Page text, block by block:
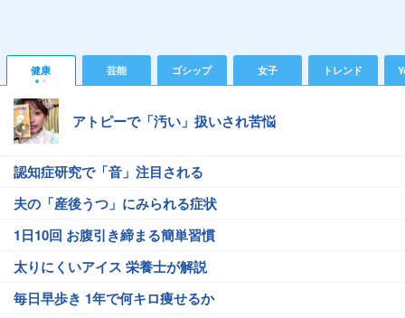
健康 芸能 ゴシップ 女子 トレンド
アトピーで「汚い」扱いされ苦悩
認知症研究で「音」注目される
夫の「産後うつ」にみられる症状
1日10回 お腹引き締まる簡単習慣
太りにくいアイス 栄養士が解説
毎日早歩き 1年で何キロ痩せるか